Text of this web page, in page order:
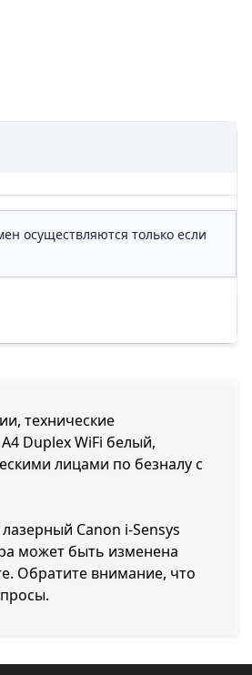
осуществляются только если
технические
Duplex WiFi белый,
лицами по безналу с
Canon i-Sensys
может быть изменена
Обратите внимание, что